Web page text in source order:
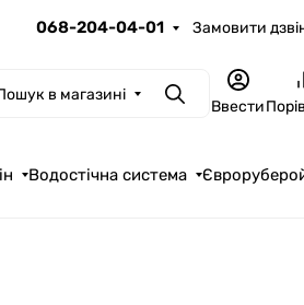
068-204-04-01 Замовити
в магазині ПошукВвести
Водостічна система